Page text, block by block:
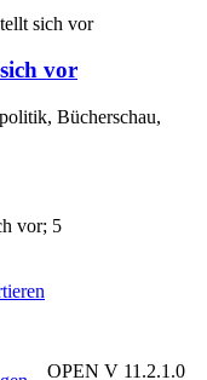
vor
Bücherschau,
vor; 5
OPEN V 11.2.1.0